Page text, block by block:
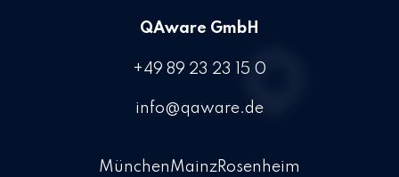
QAware GmbH
+49 89 23 23 15 0
info@qaware.de
MünchenMainzRosenheim